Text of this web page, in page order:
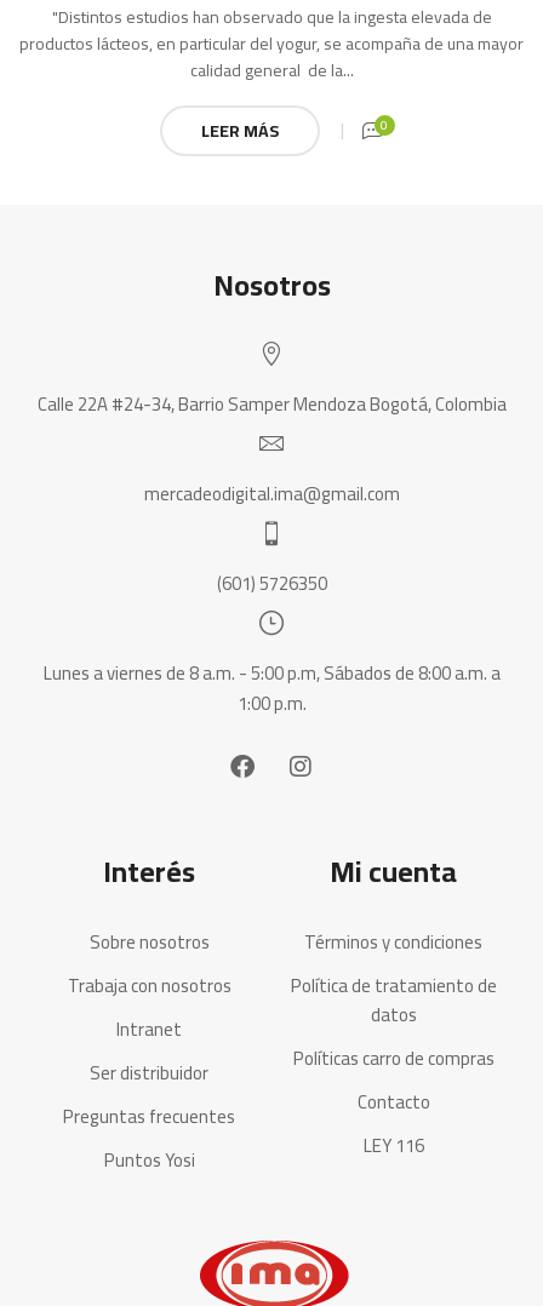
"Distintos estudios han observado que la ingesta elevada de
productos lácteos, en particular del yogur, se acompaña de una mayor
calidad general de la...
LEER MÁS
0
Nosotros
Calle 22A #24-34, Barrio Samper Mendoza Bogotá, Colombia
mercadeodigital.ima@gmail.com
(601) 5726350
Lunes a viernes de 8 a.m. - 5:00 p.m, Sábados de 8:00 a.m. a
1:00 p.m.
Interés
Sobre nosotros
Trabaja con nosotros
Intranet
Ser distribuidor
Preguntas frecuentes
Puntos Yosi
Mi cuenta
Términos y condiciones
Política de tratamiento de
datos
Políticas carro de compras
Contacto
LEY 116